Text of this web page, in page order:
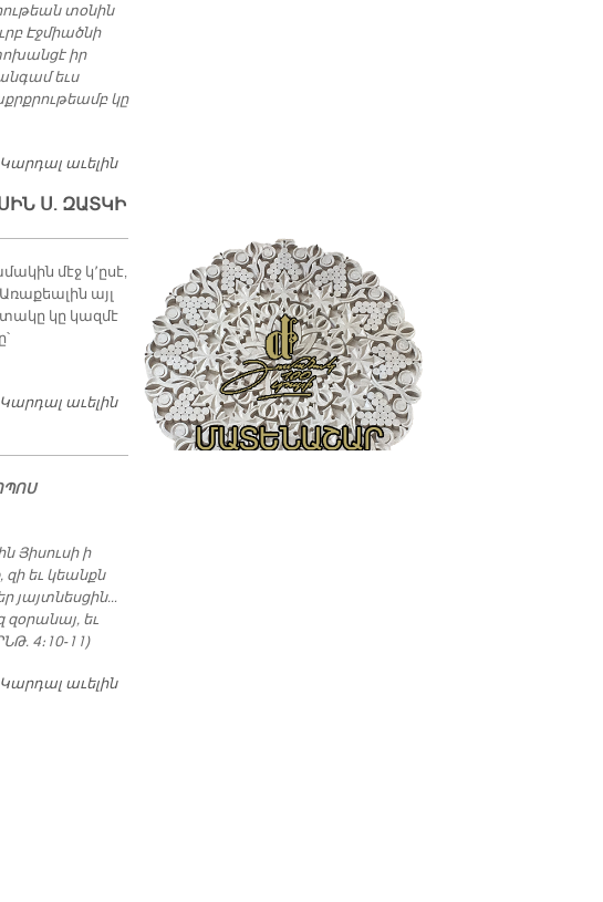
տօնին
Էջմիածնի
իր
եւս
կը
Կարդալ աւելինԱՄԵՆԱՅՆ ՀԱՅՈՑ ՎԵՀԱՓԱՌ ՀԱՅՐԱՊԵՏԻՆ ՊԱՏԳԱՄԸ
Ս. ԶԱՏԿԻ
մէջ կ՚ըսէ,
այլ
կը կազմէ
Կարդալ աւելինՄԵԾԻ ՏԱՆՆ ԿԻԼԻԿԻՈՅ Տ.Տ. ԱՐԱՄ Ա. ԿԱԹՈՂԻԿՈՍԻՆ Ս. ԶԱՏԿԻ
ՊԱՏԳԱՄԸ
Յիսուսի ի
զի եւ կեանքն
յայտնեսցին…
զօրանայ, եւ
4։10-11)
Կարդալ աւելինՊԱՏԳԱՄ ՍՈՒՐԲ ԶԱՏԿԻ